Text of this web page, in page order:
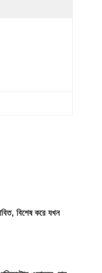
বিশেষ করে যখন